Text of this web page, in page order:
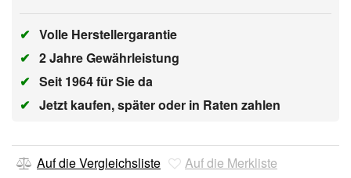
✔ Volle Herstellergarantie
✔ 2 Jahre Gewährleistung
✔ Seit 1964 für Sie da
✔ Jetzt kaufen, später oder in Raten zahlen
Auf die Vergleichsliste
Auf die Merkliste